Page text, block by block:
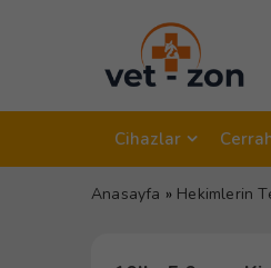
Cihazlar
Anasayfa » Hekimlerin